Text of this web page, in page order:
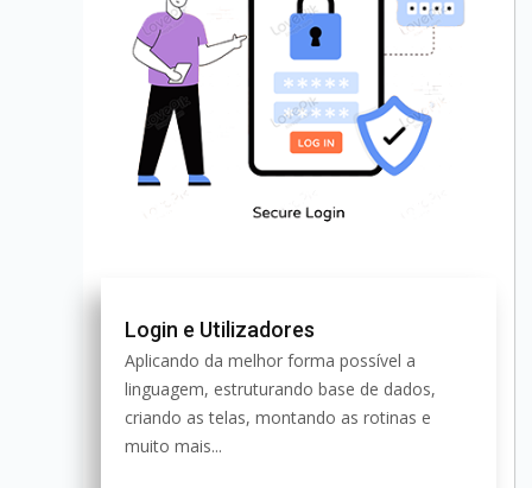
Login e Utilizadores
Aplicando da melhor forma possível a
linguagem, estruturando base de dados,
criando as telas, montando as rotinas e
muito mais...